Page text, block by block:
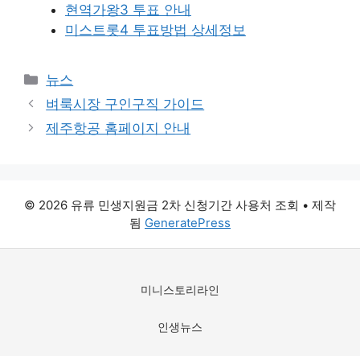
현역가왕3 투표 안내
미스트롯4 투표방법 상세정보
카
테
고
리
뉴스
벼룩시장 구인구직 가이드
제주항공 홈페이지 안내
© 2026 유류 민생지원금 2차 신청기간 사용처 조회 • 제작
됨 GeneratePress
미니스토리라인
인생뉴스